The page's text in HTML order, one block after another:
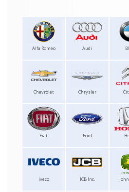
Alfa Romeo Audi
Chevrolet Chrysler
Fiat Ford
Iveco JCB Inc.